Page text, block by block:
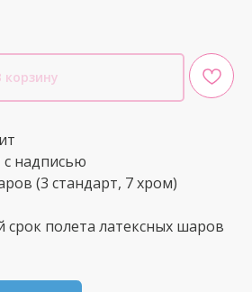
корзину
с надписью
(3 стандарт, 7 хром)
полета латексных шаров